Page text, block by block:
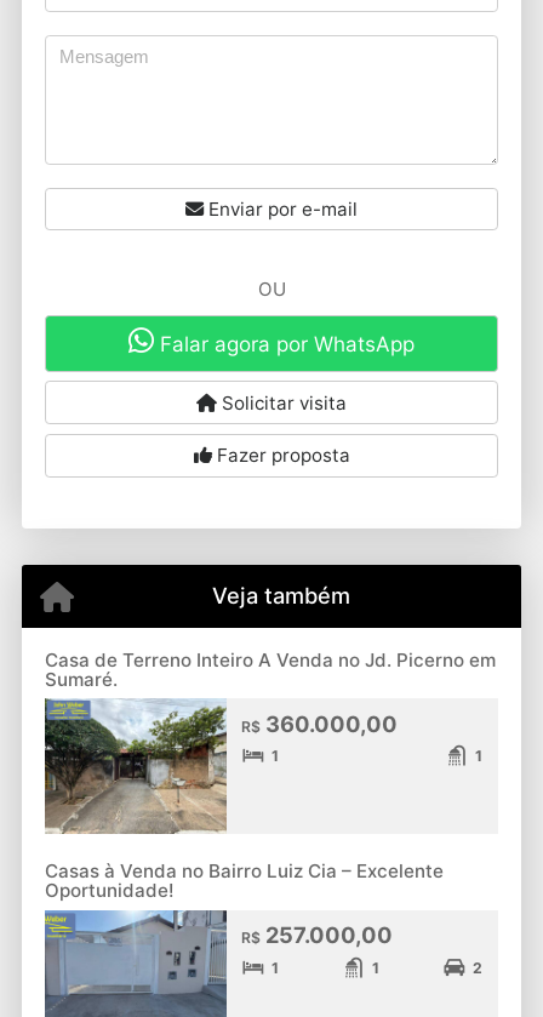
Enviar por e-mail
OU
Falar agora por WhatsApp
Solicitar visita
Fazer proposta
Veja também
Casa de Terreno Inteiro A Venda no Jd. Picerno em
Sumaré.
R$360.000,00
1 1
Casas à Venda no Bairro Luiz Cia – Excelente
Oportunidade!
R$257.000,00
1 1 2